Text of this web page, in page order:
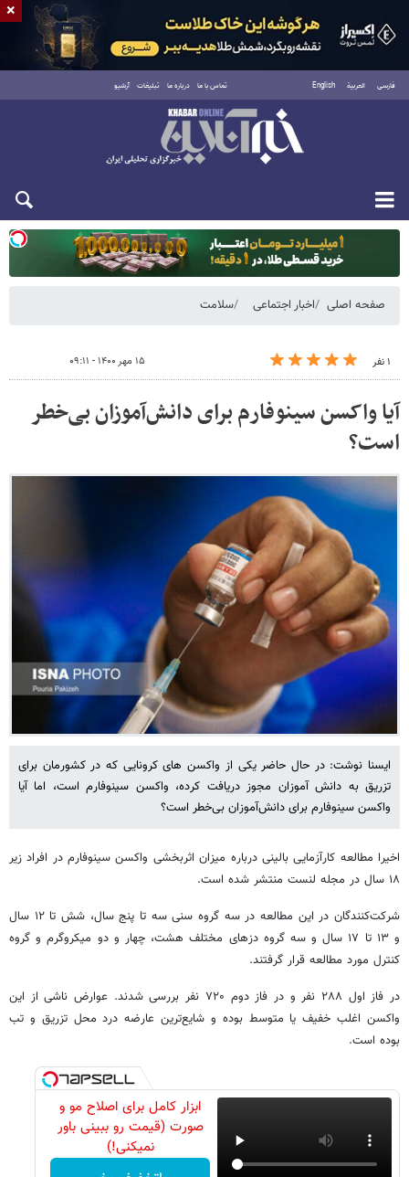
فارسی العربية English تماس با ما درباره ما تبلیغات آرشیو
دوشنبه ۱۹ مرداد ۱۴۰۵
صفحه اصلی اخبار اجتماعی سلامت
۱ نفر ۱۵ مهر ۱۴۰۰ - ۰۹:۱۱
آیا واکسن سینوفارم برای دانش‌آموزان بی‌خطر
است؟
ایسنا نوشت: در حال حاضر یکی از واکسن های کرونایی که در کشورمان برای
تزریق به دانش آموزان مجوز دریافت کرده، واکسن سینوفارم است، اما آیا
واکسن سینوفارم برای دانش‌آموزان بی‌خطر است؟
اخیرا مطالعه کارآزمایی بالینی درباره میزان اثربخشی واکسن سینوفارم در افراد زیر
۱۸ سال در مجله لنست منتشر شده است.
شرکت‌کنندگان در این مطالعه در سه گروه سنی سه تا پنج سال، شش تا ۱۲ سال
و ۱۳ تا ۱۷ سال و سه گروه دزهای مختلف هشت، چهار و دو میکروگرم و گروه
کنترل مورد مطالعه قرار گرفتند.
در فاز اول ۲۸۸ نفر و در فاز دوم ۷۲۰ نفر بررسی شدند. عوارض ناشی از این
واکسن اغلب خفیف یا متوسط بوده و شایع‌ترین عارضه درد محل تزریق و تب
بوده است.
ابزار کامل برای اصلاح مو و
صورت (قیمت رو ببینی باور
نمیکنی!)
×